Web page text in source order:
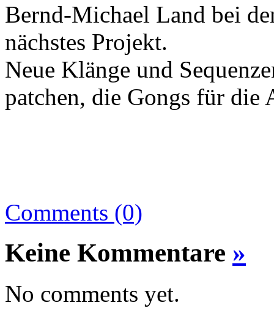
Bernd-Michael Land bei
nächstes Projekt.
Neue Klänge und
patchen, die Gongs für
Comments (0)
Keine Kommentare »
No comments yet.